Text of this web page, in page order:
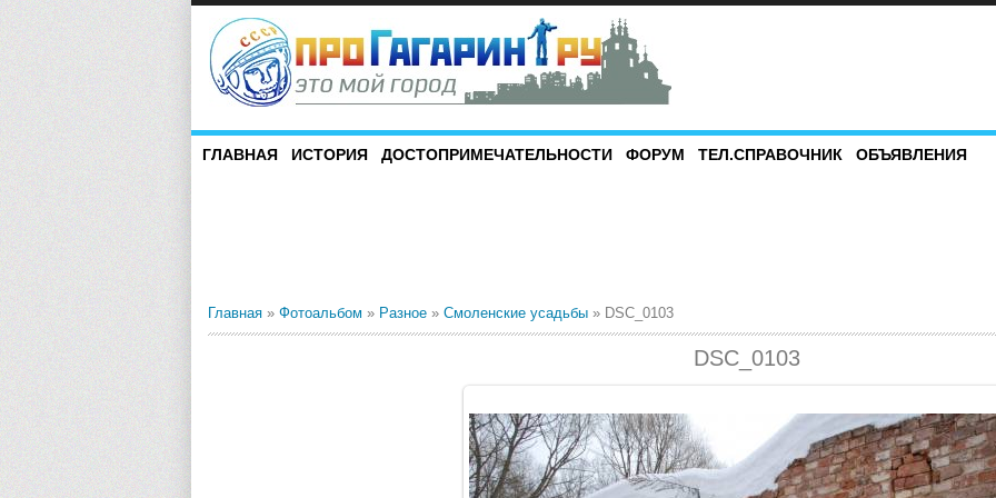
ГЛАВНАЯ ИСТОРИЯ ДОСТОПРИМЕЧАТЕЛЬНОСТИ ФОРУМ ТЕЛ.СПРАВОЧНИК ОБЪЯВЛЕНИЯ
Главная » Фотоальбом » Разное » Смоленские усадьбы » DSC_0103
DSC_0103